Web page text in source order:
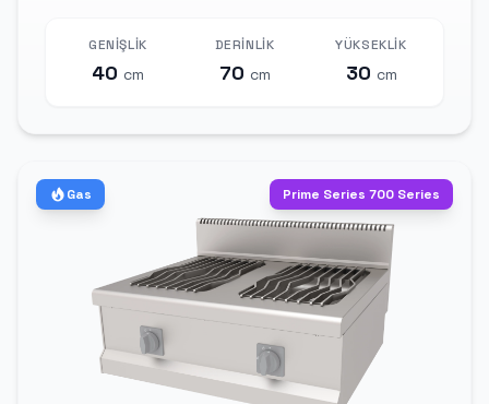
GENIŞLIK
40 cm
DERINLIK
70 cm
YÜKSEKLIK
30 cm
Gas Prime Series 700 Series